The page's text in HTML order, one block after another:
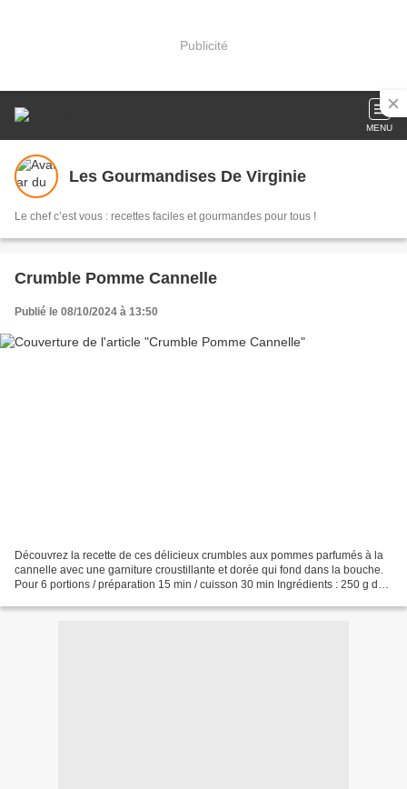
Publicité
MENU
Les Gourmandises De Virginie
Le chef c’est vous : recettes faciles et gourmandes pour tous !
Crumble Pomme Cannelle
Publié le 08/10/2024 à 13:50
Découvrez la recette de ces délicieux crumbles aux pommes parfumés à la
cannelle avec une garniture croustillante et dorée qui fond dans la bouche.
Pour 6 portions / préparation 15 min / cuisson 30 min Ingrédients : 250 g de